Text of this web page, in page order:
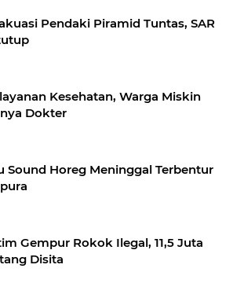
Pendaki Piramid Tuntas, SAR
Kesehatan, Warga Miskin
Dokter
Sound Horeg Meninggal Terbentur
Gempur Rokok Ilegal, 11,5 Juta
Disita